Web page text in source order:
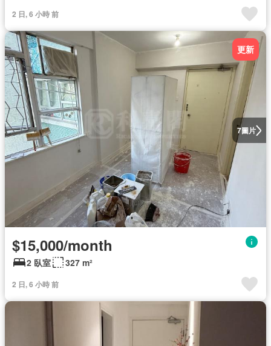
2 日, 6 小時 前
7圖片
更新
$15,000/month
2 臥室 327 m²
2 日, 6 小時 前